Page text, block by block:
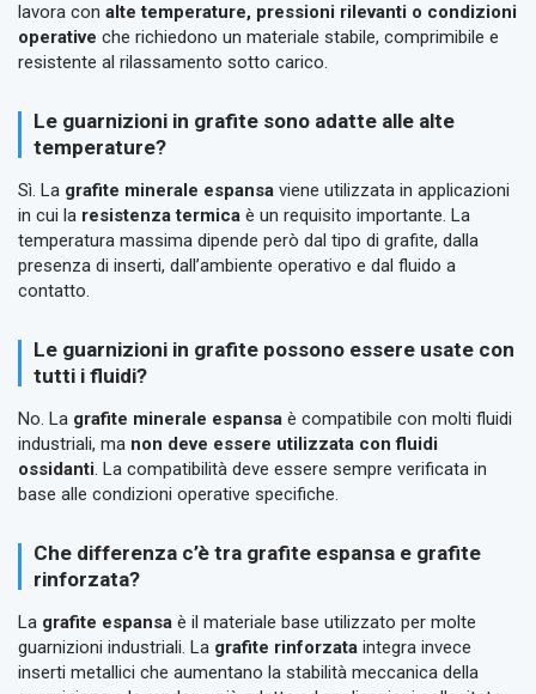
lavora con alte temperature, pressioni rilevanti o condizioni
operative che richiedono un materiale stabile, comprimibile e
resistente al rilassamento sotto carico.
Le guarnizioni in grafite sono adatte alle alte
temperature?
Sì. La grafite minerale espansa viene utilizzata in applicazioni
in cui la resistenza termica è un requisito importante. La
temperatura massima dipende però dal tipo di grafite, dalla
presenza di inserti, dall’ambiente operativo e dal fluido a
contatto.
Le guarnizioni in grafite possono essere usate con
tutti i fluidi?
No. La grafite minerale espansa è compatibile con molti fluidi
industriali, ma non deve essere utilizzata con fluidi
ossidanti. La compatibilità deve essere sempre verificata in
base alle condizioni operative specifiche.
Che differenza c’è tra grafite espansa e grafite
rinforzata?
La grafite espansa è il materiale base utilizzato per molte
guarnizioni industriali. La grafite rinforzata integra invece
inserti metallici che aumentano la stabilità meccanica della